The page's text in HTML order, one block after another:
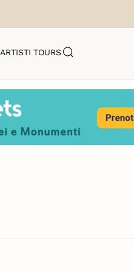
ARTISTI TOURS